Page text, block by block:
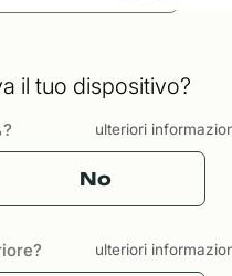
il tuo dispositivo?
ulteriori
No
ulteriori